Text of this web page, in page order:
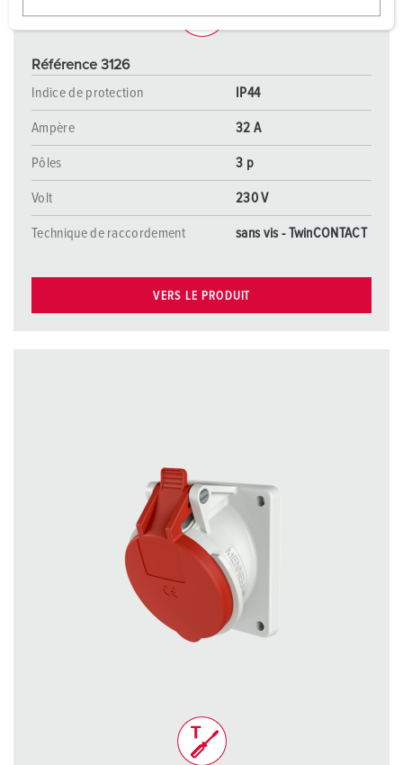
w
Référence 3126
Indice de protection
IP44
Ampère 32 A
Pôles 3 p
Volt 230 V
Technique de raccordement sans vis - TwinCONTACT
VERS LE PRODUIT